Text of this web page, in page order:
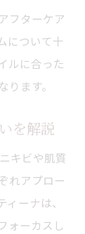
フターケア
について十
ルに合った
ます。
を解説
キビや肌質
れアプロー
ーナは、
ォーカスし